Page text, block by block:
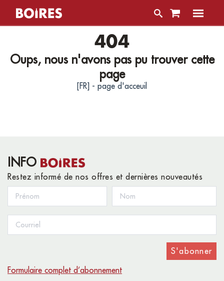
404
Oups, nous n'avons pas pu trouver cette
page
[FR] - page d'acceuil
INFO
Restez informé de nos offres et dernières nouveautés
S'abonner
Formulaire complet d’abonnement